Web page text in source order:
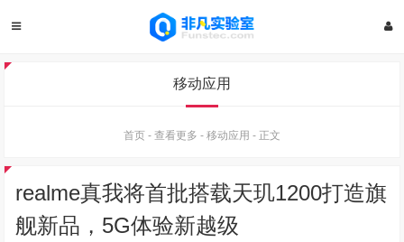
移动应用
首页 - 查看更多 - 移动应用 - 正文
realme真我将首批搭载天玑1200打造旗
舰新品，5G体验新越级